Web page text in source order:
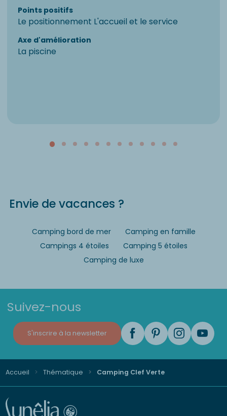
Points positifs
Le positionnement L'accueil et le service
Axe d'amélioration
La piscine
Envie de vacances ?
Camping bord de mer
Camping en famille
Campings 4 étoiles
Camping 5 étoiles
Camping de luxe
Suivez-nous
S'inscrire à la newsletter
Accueil Thématique Camping Clef Verte